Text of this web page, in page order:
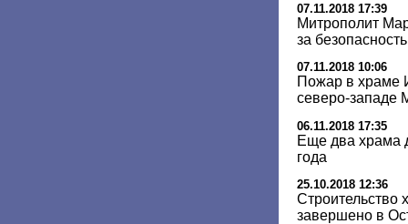
07.11.2018 17:39
Митрополит
за
07.11.2018 10:06
Пожар в храме
северо-западе
06.11.2018 17:35
Еще два храма
года
25.10.2018 12:36
Строительство
завершено в